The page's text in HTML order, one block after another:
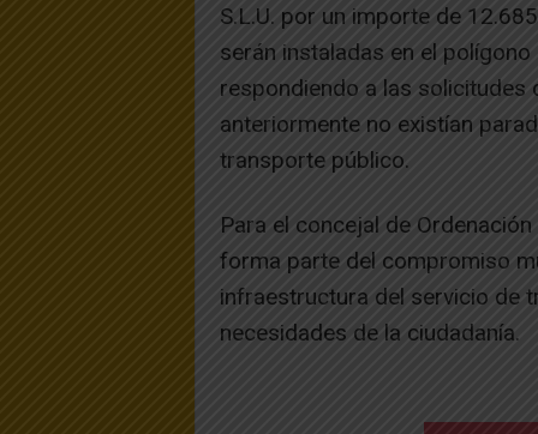
S.L.U. por un importe de
serán instaladas en el
respondiendo a las solicitudes
anteriormente no existían
transporte público.
Para el concejal de
forma parte del compromiso
infraestructura del servicio de
necesidades de la ciudadanía.